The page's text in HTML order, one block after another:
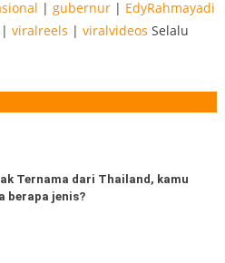
| gubernur| EdyRahmayadi
| viralreels | viralvideos Selalu
Ternama dari Thailand, kamu
berapa jenis?